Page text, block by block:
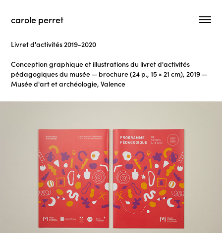
carole perret
Livret d'activités 2019-2020
Conception graphique et illustrations du livret d'activités
pédagogiques du musée — brochure (24 p., 15 × 21 cm), 2019 —
Musée d'art et archéologie, Valence